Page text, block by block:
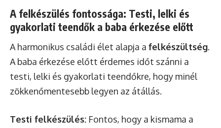
A felkészülés fontossága: Testi, lelki és
gyakorlati teendők a baba érkezése előtt
A harmonikus családi élet alapja a felkészültség.
A baba érkezése előtt érdemes időt szánni a
testi, lelki és gyakorlati teendőkre, hogy minél
zökkenőmentesebb legyen az átállás.
Testi felkészülés: Fontos, hogy a kismama a